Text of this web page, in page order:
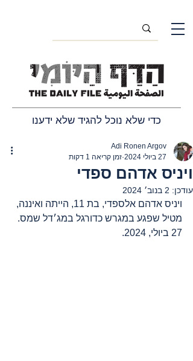
כדי שלא נוכל להגיד שלא ידענו
ויניס אדהם ספדי
Adi Ronen Argov
27 ביולי 2024
זמן קריאה 1 דקות
עודכן: 2 בנוב׳ 2024
ויניס אדהם אלספדי, בת 11, הייתה ואיננה,
מטיל שפגע במגרש כדורגל במג׳דל שמס.
27 ביולי, 2024.